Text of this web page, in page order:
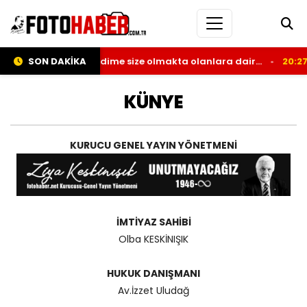
SON DAKİKA
kaleminden; Kendime size olmakta olanlara dair… 20:27
KÜNYE
KURUCU GENEL YAYIN YÖNETMENİ
İMTİYAZ SAHİBİ
Olba KESKİNIŞIK
HUKUK DANIŞMANI
Av.İzzet Uludağ